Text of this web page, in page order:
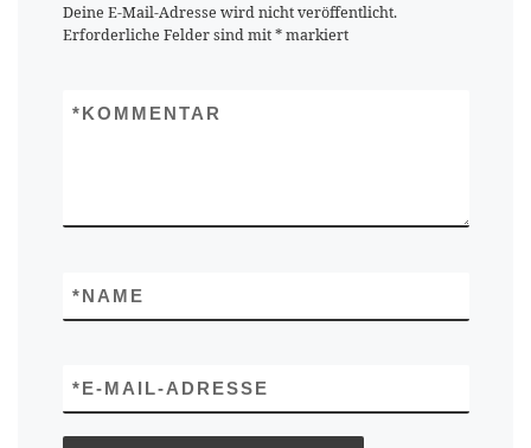
Deine E-Mail-Adresse wird nicht veröffentlicht.
Erforderliche Felder sind mit*markiert
KOMMENTAR
*
NAME
*
E-MAIL-ADRESSE
*